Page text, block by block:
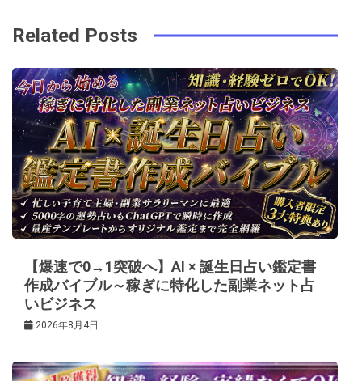
k
t
ビ
ゲ
ー
シ
ョ
ン
Related Posts
【爆速で0→1突破へ】AI × 誕生日占い鑑定書
作成バイブル～稼ぎに特化した副業ネット占
いビジネス
2026年8月4日